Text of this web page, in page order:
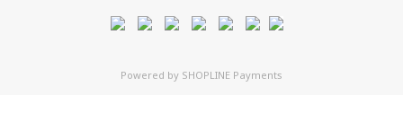
Powered by SHOPLINE Payments